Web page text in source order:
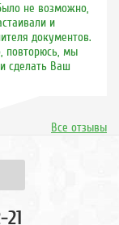
не возможно,
и
документов.
повторюсь, мы
сделать Ваш
Все отзывы